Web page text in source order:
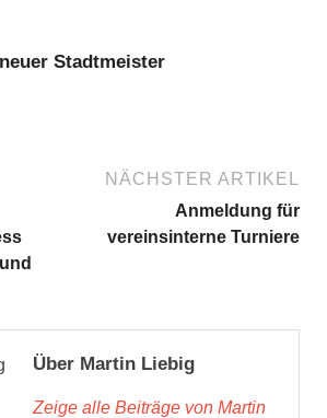
Stadtmeister
NÄCHSTER ARTIKEL
Anmeldung für
vereinsinterne Turniere
Über Martin Liebig
Zeige alle Beiträge von Martin